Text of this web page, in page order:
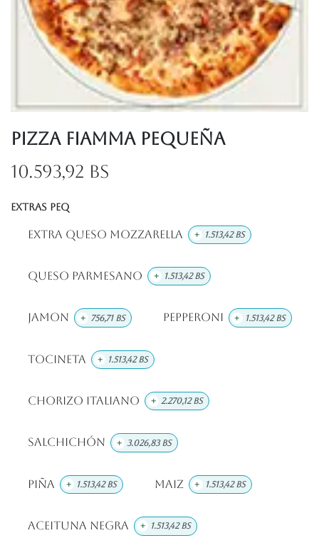
Pizza Fiamma Pequeña
10.593,92 Bs
EXTRAS PEQ
Extra Queso Mozzarella + 1.513,42Bs
Queso Parmesano + 1.513,42Bs
Jamon + 756,71Bs Pepperoni + 1.513,42Bs
Tocineta + 1.513,42Bs
Chorizo Italiano + 2.270,12Bs
Salchichón + 3.026,83Bs
Piña + 1.513,42Bs Maiz + 1.513,42Bs
Aceituna Negra + 1.513,42Bs